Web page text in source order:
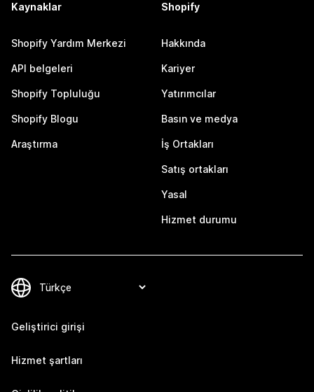
Kaynaklar
Shopify Yardım Merkezi
API belgeleri
Shopify Topluluğu
Shopify Blogu
Araştırma
Shopify
Hakkında
Kariyer
Yatırımcılar
Basın ve medya
İş Ortakları
Satış ortakları
Yasal
Hizmet durumu
Geliştirici girişi
Hizmet şartları